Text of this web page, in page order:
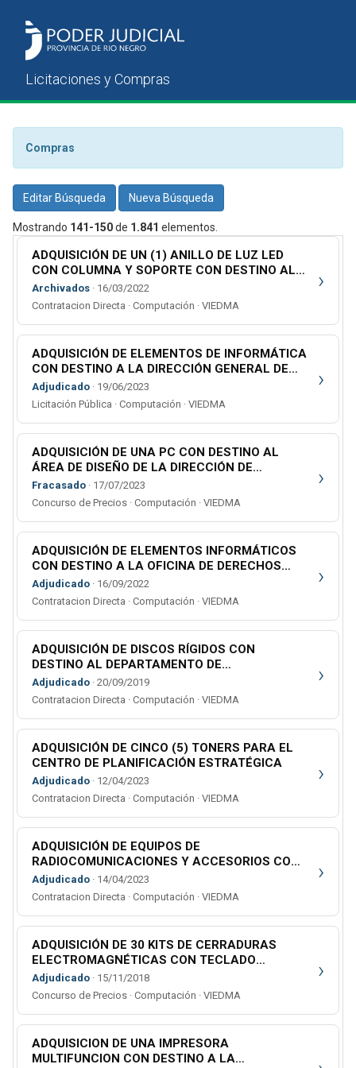
Compras
Editar Búsqueda Nueva Búsqueda
Mostrando 141-150de 1.841 elementos.
ADQUISICIÓN DE UN (1) ANILLO DE LUZ LED
CON COLUMNA Y SOPORTE CON DESTINO AL
CENTRO DE PLANIFICACIÓN ESTRATÉGICA
Archivados · 16/03/2022
Contratacion Directa · Computación · VIEDMA
›
ADQUISICIÓN DE ELEMENTOS DE INFORMÁTICA
CON DESTINO A LA DIRECCIÓN GENERAL DE
SISTEMAS Y AL MINISTERIO PÚBLICO
Adjudicado · 19/06/2023
Licitación Pública · Computación · VIEDMA
›
ADQUISICIÓN DE UNA PC CON DESTINO AL
ÁREA DE DISEÑO DE LA DIRECCIÓN DE
COMUNICACIÓN JUDICIAL CON SEDE EN LA
CIUDAD DE VIEDMA
Fracasado · 17/07/2023
Concurso de Precios · Computación · VIEDMA
›
ADQUISICIÓN DE ELEMENTOS INFORMÁTICOS
CON DESTINO A LA OFICINA DE DERECHOS
HUMANOS Y GENERO
Adjudicado · 16/09/2022
Contratacion Directa · Computación · VIEDMA
›
ADQUISICIÓN DE DISCOS RÍGIDOS CON
DESTINO AL DEPARTAMENTO DE
INFORMÁTICA FORENSE
Adjudicado · 20/09/2019
Contratacion Directa · Computación · VIEDMA
›
ADQUISICIÓN DE CINCO (5) TONERS PARA EL
CENTRO DE PLANIFICACIÓN ESTRATÉGICA
Adjudicado · 12/04/2023
Contratacion Directa · Computación · VIEDMA
›
ADQUISICIÓN DE EQUIPOS DE
RADIOCOMUNICACIONES Y ACCESORIOS CON
DESTINO AL INMUEBLE SITO EN CALLE
LAPRIDA N° 292 DE LA CIUDAD DE VIEDMA
Adjudicado · 14/04/2023
Contratacion Directa · Computación · VIEDMA
›
ADQUISICIÓN DE 30 KITS DE CERRADURAS
ELECTROMAGNÉTICAS CON TECLADO
ALFANUMÉRICO PARA EL STOCK DEL ÁREA DE
INFRAESTRUCTURA Y ARQUITECTURA
Adjudicado · 15/11/2018
Concurso de Precios · Computación · VIEDMA
›
ADQUISICION DE UNA IMPRESORA
MULTIFUNCION CON DESTINO A LA